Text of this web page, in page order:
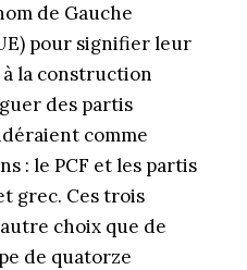
de Gauche
pour signifier leur
la construction
des partis
comme
: le PCF et les partis
grec. Ces trois
choix que de
de quatorze